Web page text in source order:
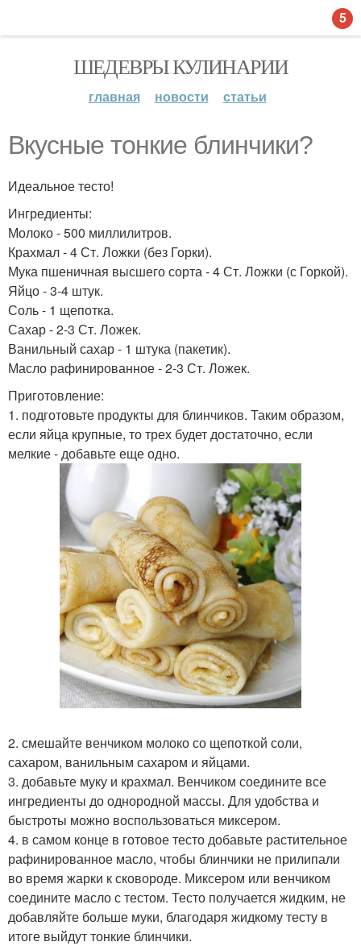
ШЕДЕВРЫ КУЛИНАРИИ
главная новости статьи
Вкусные тонкие блинчики?
Идеальное тесто!
Ингредиенты:
Молоко - 500 миллилитров.
Крахмал - 4 Ст. Ложки (без Горки).
Мука пшеничная высшего сорта - 4 Ст. Ложки (с Горкой).
Яйцо - 3-4 штук.
Соль - 1 щепотка.
Сахар - 2-3 Ст. Ложек.
Ванильный сахар - 1 штука (пакетик).
Масло рафинированное - 2-3 Ст. Ложек.
Приготовление:
1. подготовьте продукты для блинчиков. Таким образом,
если яйца крупные, то трех будет достаточно, если
мелкие - добавьте еще одно.
2. смешайте венчиком молоко со щепоткой соли,
сахаром, ванильным сахаром и яйцами.
3. добавьте муку и крахмал. Венчиком соедините все
ингредиенты до однородной массы. Для удобства и
быстроты можно воспользоваться миксером.
4. в самом конце в готовое тесто добавьте растительное
рафинированное масло, чтобы блинчики не прилипали
во время жарки к сковороде. Миксером или венчиком
соедините масло с тестом. Тесто получается жидким, не
добавляйте больше муки, благодаря жидкому тесту в
итоге выйдут тонкие блинчики.
5